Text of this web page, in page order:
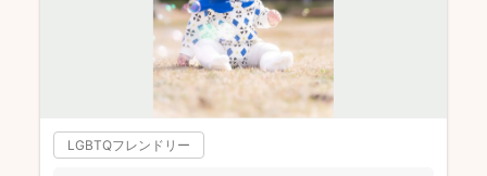
LGBTQフレンドリー